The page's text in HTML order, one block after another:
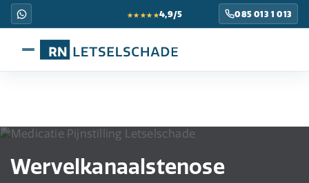
★★★★★4,9/5 085 013 1 013
Wervelkanaalstenose